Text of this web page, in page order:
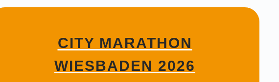
CITY MARATHON
WIESBADEN 2026